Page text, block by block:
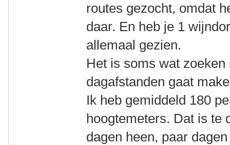
routes gezocht, omdat
daar. En heb je 1
allemaal gezien.
Het is soms wat
dagafstanden gaat
Ik heb gemiddeld 180
hoogtemeters. Dat is te
dagen heen, paar